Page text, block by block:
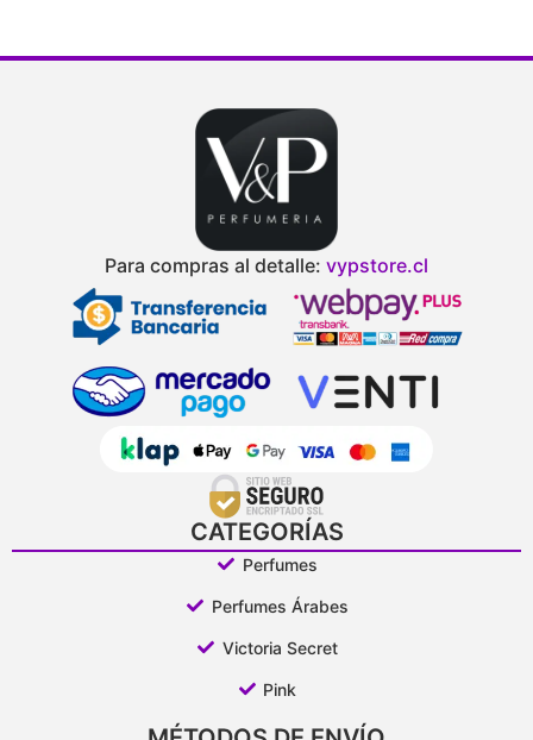
Para compras al detalle: vypstore.cl
CATEGORÍAS
Perfumes
Perfumes Árabes
Victoria Secret
Pink